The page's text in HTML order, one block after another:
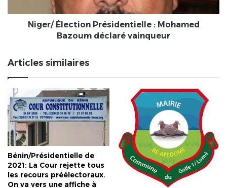
Niger/ Élection Présidentielle : Mohamed
Bazoum déclaré vainqueur
Articles similaires
Bénin/Présidentielle de
2021: La Cour rejette tous
les recours préélectoraux.
On va vers une affiche à